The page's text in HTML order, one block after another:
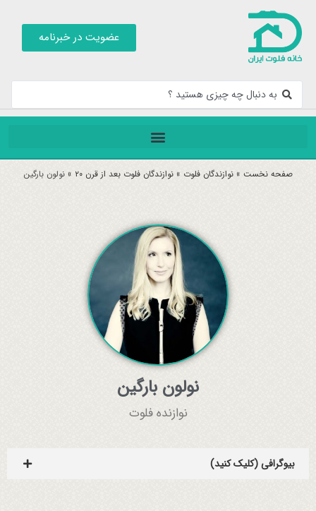
عضویت در خبرنامه
صفحه نخست » نوازندگان فلوت » نوازندگان فلوت بعد از قرن ۲۰ » نولون بارگین
نولون بارگین
نوازنده فلوت
بیوگرافی (کلیک کنید)